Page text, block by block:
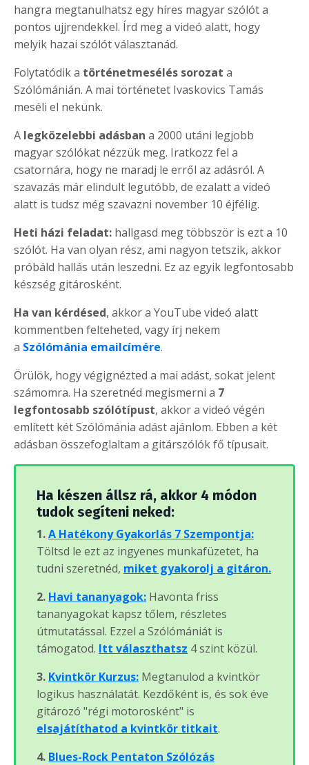
hangra megtanulhatsz egy híres magyar szólót a
pontos ujjrendekkel. Írd meg a videó alatt, hogy
melyik hazai szólót választanád.
Folytatódik a történetmesélés sorozat a
Szólómánián. A mai történetet Ivaskovics Tamás
meséli el nekünk.
A legközelebbi adásban a 2000 utáni legjobb
magyar szólókat nézzük meg. Iratkozz fel a
csatornára, hogy ne maradj le erről az adásról. A
szavazás már elindult legutóbb, de ezalatt a videó
alatt is tudsz még szavazni november 10 éjfélig.
Heti házi feladat: hallgasd meg többször is ezt a 10
szólót. Ha van olyan rész, ami nagyon tetszik, akkor
próbáld hallás után leszedni. Ez az egyik legfontosabb
készség gitárosként.
Ha van kérdésed, akkor a YouTube videó alatt
kommentben felteheted, vagy írj nekem
a Szólómánia emailcímére.
Örülök, hogy végignézted a mai adást, sokat jelent
számomra. Ha szeretnéd megismerni a 7
legfontosabb szólótípust, akkor a videó végén
említett két Szólómánia adást ajánlom. Ebben a két
adásban összefoglaltam a gitárszólók fő típusait.
Ha készen állsz rá, akkor 4 módon
tudok segíteni neked:
1.A Hatékony Gyakorlás 7 Szempontja:
Töltsd le ezt az ingyenes munkafüzetet, ha
tudni szeretnéd, miket gyakorolj a gitáron.
2. Havi tananyagok: Havonta friss
tananyagokat kapsz tőlem, részletes
útmutatással. Ezzel a Szólómániát is
támogatod. Itt választhatsz 4 szint közül.
3. Kvintkör Kurzus: Megtanulod a kvintkör
logikus használatát. Kezdőként is, és sok éve
gitározó "régi motorosként" is
elsajátíthatod a kvintkör titkait.
4. Blues-Rock Pentaton Szólózás